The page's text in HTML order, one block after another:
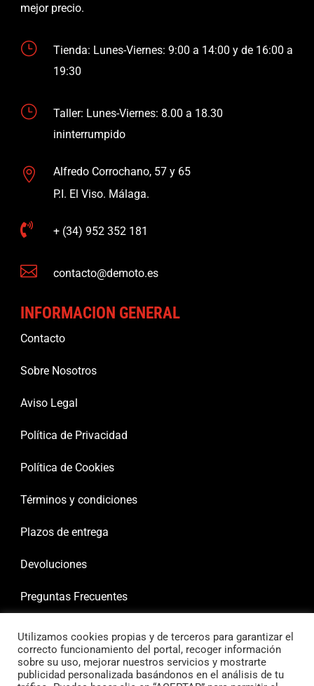
mejor precio.
}
Tienda: Lunes-Viernes: 9:00 a 14:00 y de 16:00 a
19:30
}
Taller: Lunes-Viernes: 8.00 a 18.30
ininterrumpido

Alfredo Corrochano, 57 y 65
P.I. El Viso. Málaga.
 + (34) 952 352 181
 contacto@demoto.es
INFORMACION GENERAL
Contacto
Sobre Nosotros
Aviso Legal
Política de Privacidad
Política de Cookies
Términos y condiciones
Plazos de entrega
Devoluciones
Preguntas Frecuentes
Utilizamos cookies propias y de terceros para garantizar el
correcto funcionamiento del portal, recoger información
sobre su uso, mejorar nuestros servicios y mostrarte
publicidad personalizada basándonos en el análisis de tu